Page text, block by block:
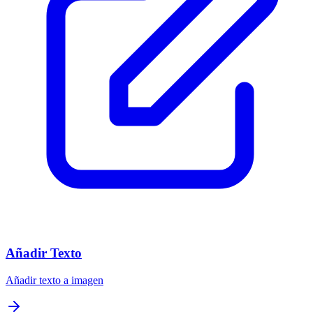
Añadir Texto
Añadir texto a imagen